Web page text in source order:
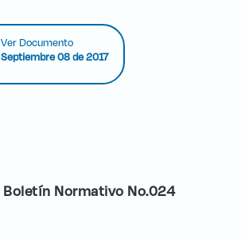
Ver Documento
Septiembre 08 de 2017
Boletín Normativo No.024